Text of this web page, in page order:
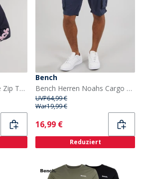
Bench Damen Darcine Zip Thru Hoodie Dunkelblau
Bench
Bench Herren Noahs Cargo Shorts Navy
UVP64,99 €
War19,99 €
Current
16,99 €
Reduziert